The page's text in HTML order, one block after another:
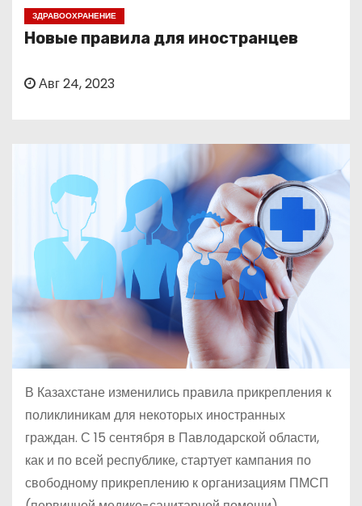
ЗДРАВООХРАНЕНИЕ
Новые правила для иностранцев
Авг 24, 2023
В Казахстане изменились правила прикрепления к
поликлиникам для некоторых иностранных
граждан. С 15 сентября в Павлодарской области,
как и по всей республике, стартует кампания по
свободному прикреплению к организациям ПМСП